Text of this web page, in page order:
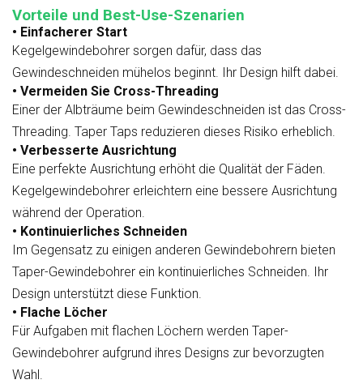
Vorteile und Best-Use-Szenarien
• Einfacherer Start
Kegelgewindebohrer sorgen dafür, dass das
Gewindeschneiden mühelos beginnt. Ihr Design hilft dabei.
• Vermeiden Sie Cross-Threading
Einer der Albträume beim Gewindeschneiden ist das Cross-
Threading. Taper Taps reduzieren dieses Risiko erheblich.
• Verbesserte Ausrichtung
Eine perfekte Ausrichtung erhöht die Qualität der Fäden.
Kegelgewindebohrer erleichtern eine bessere Ausrichtung
während der Operation.
• Kontinuierliches Schneiden
Im Gegensatz zu einigen anderen Gewindebohrern bieten
Taper-Gewindebohrer ein kontinuierliches Schneiden. Ihr
Design unterstützt diese Funktion.
• Flache Löcher
Für Aufgaben mit flachen Löchern werden Taper-
Gewindebohrer aufgrund ihres Designs zur bevorzugten
Wahl.